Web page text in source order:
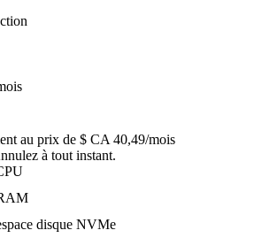
au prix de $ CA 40,49/mois
à tout instant.
disque NVMe